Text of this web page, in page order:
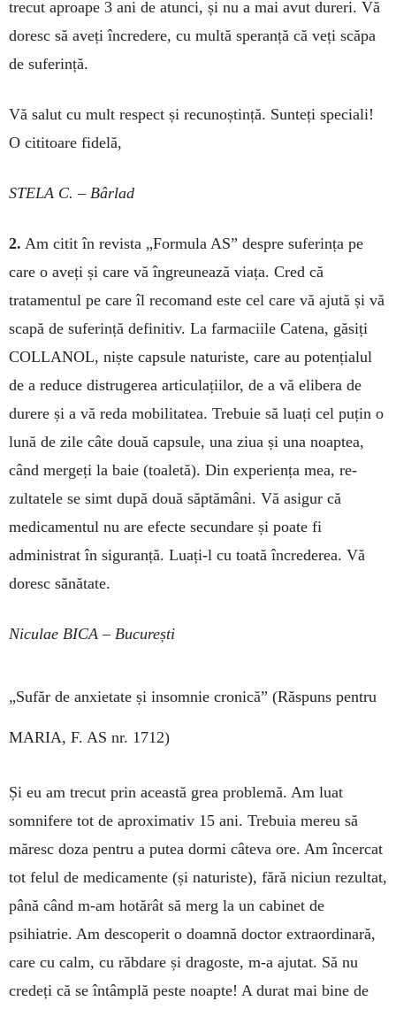
tre­cut aproape 3 ani de atunci, și nu a mai avut dureri. Vă
doresc să aveți încredere, cu multă spe­ranță că veți scăpa
de suferință.
Vă salut cu mult respect și re­cunoștință. Sunteți spe­ciali!
O cititoare fidelă,
STELA C. – Bârlad
2. Am citit în revista „For­mula AS” despre suferința pe
care o aveți și care vă îngreu­nează viața. Cred că
tratamentul pe care îl recomand este cel ca­re vă ajută și vă
scapă de sufe­rință definitiv. La farmaciile Catena, găsiți
COLLANOL, niște capsule naturiste, care au potențialul
de a reduce distru­gerea articulațiilor, de a vă eli­bera de
durere și a vă reda mo­bilitatea. Trebuie să luați cel puțin o
lună de zile câte două capsule, una ziua și una noap­tea,
când mergeți la baie (toa­letă). Din experiența mea, re­
zultatele se simt după două săp­tămâni. Vă asigur că
medica­mentul nu are efecte secundare și poate fi
administrat în sigu­ranță. Luați-l cu toată încre­derea. Vă
doresc sănătate.
Niculae BICA – București
„Sufăr de anxietate și insomnie cronică” (Răspuns pentru
MARIA, F. AS nr. 1712)
Și eu am trecut prin această grea problemă. Am luat
somnifere tot de aproximativ 15 ani. Trebuia mereu să
măresc doza pentru a pu­tea dormi câteva ore. Am încercat
tot felul de me­dicamente (și naturiste), fără niciun rezultat,
până când m-am hotărât să merg la un cabinet de
psihiatrie. Am descoperit o doamnă doctor ex­­traor­­di­nară,
care cu calm, cu răbdare și dra­goste, m-a ajutat. Să nu
credeți că se întâmplă peste noapte! A durat mai bine de